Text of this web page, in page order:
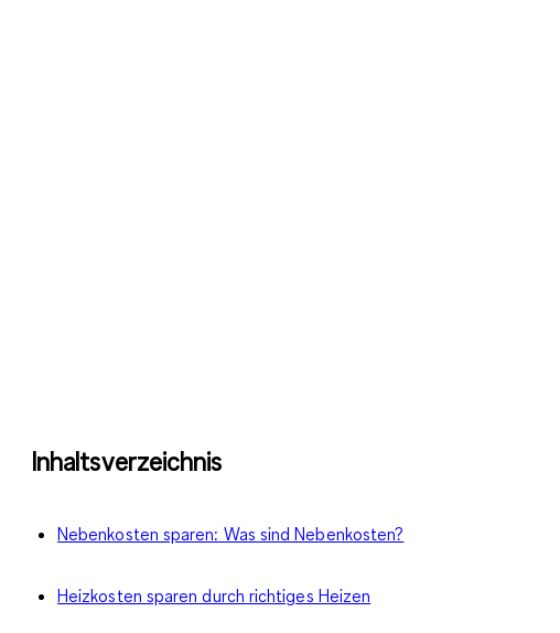
Inhaltsverzeichnis
Nebenkosten sparen: Was sind Nebenkosten?
Heizkosten sparen durch richtiges Heizen